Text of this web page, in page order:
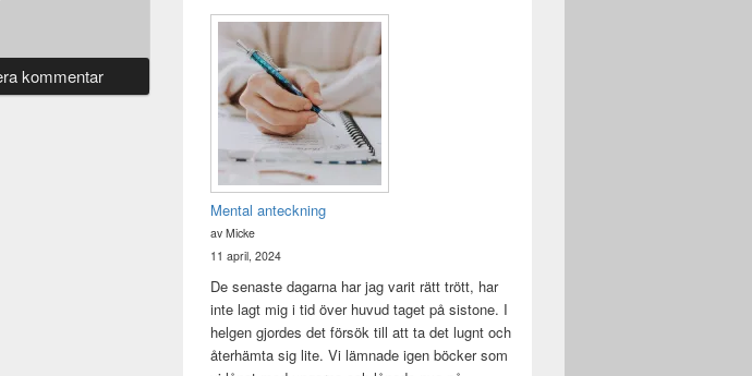
Mental anteckning
av Micke
11 april, 2024
De senaste dagarna har jag varit rätt trött, har
inte lagt mig i tid över huvud taget på sistone. I
helgen gjordes det försök till att ta det lugnt och
återhämta sig lite. Vi lämnade igen böcker som